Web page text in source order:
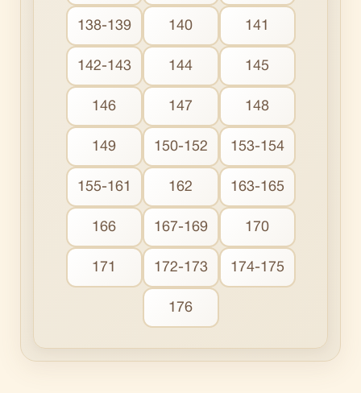
138-139 140 141
142-143 144 145
146 147 148
149 150-152 153-154
155-161 162 163-165
166 167-169 170
171 172-173 174-175
176